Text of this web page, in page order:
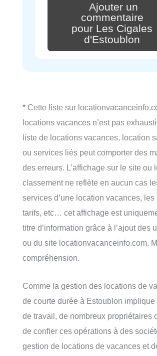
Ajouter un
commentaire
pour Les Cigales
d'Estoublon
* Cette liste sur
locations vacances n’est pas
liste de locations vacances, location
ou services liés peut comporter des
des erreurs. L’affichage sur le site ou
classement ne reflète en aucun cas
services d’une location vacances,
tarifs, etc… cet affichage est
titre d’information grâce à l’ajout des
ou du site locationvacanceinfo.com.
compréhension.
Comme la gestion des locations de
de courte durée à Estoublon
de travail, de nombreux propriétaires
de confier ces opérations à des
gestion de locations de vacances et